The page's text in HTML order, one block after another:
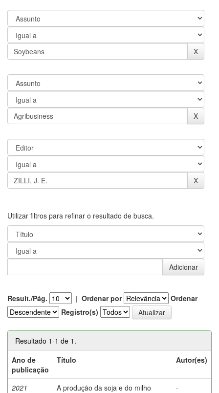
Utilizar filtros para refinar o resultado de busca.
Result./Pág. | Ordenar por
Ordenar
Registro(s)
Resultado 1-1 de 1.
Ano de
publicação
Título Autor(es)
2021
A produção da soja e do milho
-